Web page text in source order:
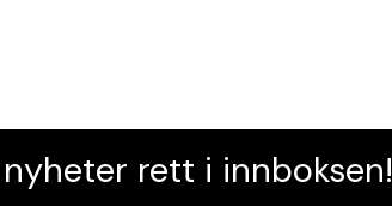
nyheter rett i innboksen!